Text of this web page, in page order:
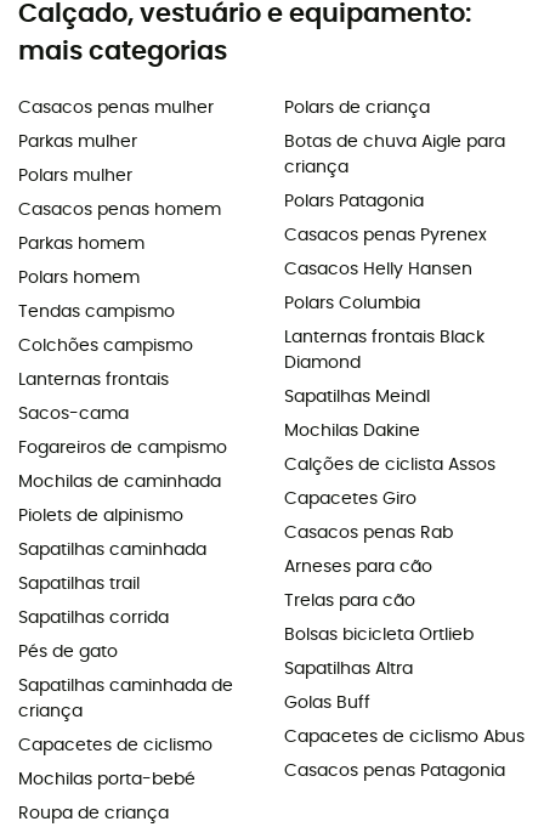
Calçado, vestuário e equipamento:
mais categorias
Casacos penas mulher
Parkas mulher
Polars mulher
Casacos penas homem
Parkas homem
Polars homem
Tendas campismo
Colchões campismo
Lanternas frontais
Sacos-cama
Fogareiros de campismo
Mochilas de caminhada
Piolets de alpinismo
Sapatilhas caminhada
Sapatilhas trail
Sapatilhas corrida
Pés de gato
Sapatilhas caminhada de
criança
Capacetes de ciclismo
Mochilas porta-bebé
Roupa de criança
Polars de criança
Botas de chuva Aigle para
criança
Polars Patagonia
Casacos penas Pyrenex
Casacos Helly Hansen
Polars Columbia
Lanternas frontais Black
Diamond
Sapatilhas Meindl
Mochilas Dakine
Calções de ciclista Assos
Capacetes Giro
Casacos penas Rab
Arneses para cão
Trelas para cão
Bolsas bicicleta Ortlieb
Sapatilhas Altra
Golas Buff
Capacetes de ciclismo Abus
Casacos penas Patagonia